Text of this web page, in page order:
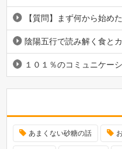
【質問】まず何から始め
陰陽五行で読み解く食と
１０１％のコミュニケー
あまくない砂糖の話